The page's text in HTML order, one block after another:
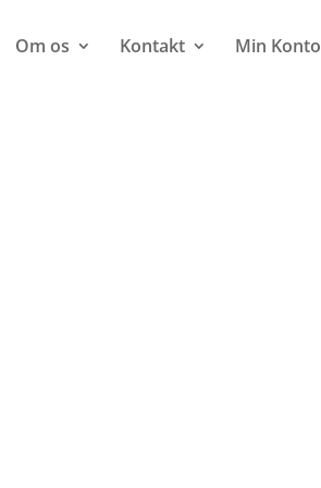
Om os Kontakt Min Konto